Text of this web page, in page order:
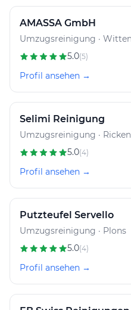
AMASSA GmbH
Umzugsreinigung ·
5.0(5)
Profil ansehen →
Selimi Reinigung
Umzugsreinigung ·
5.0(4)
Profil ansehen →
Putzteufel Servello
Umzugsreinigung · Plons
5.0(4)
Profil ansehen →